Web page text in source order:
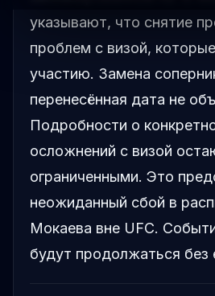
указывают, что снятие
проблем с визой,
участию. Замена
перенесённая дата не
Подробности о
осложнений с визой
ограниченными. Это
неожиданный сбой в
Мокаева вне UFC.
будут продолжаться без